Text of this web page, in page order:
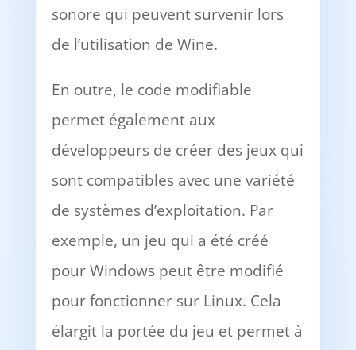
sonore qui peuvent survenir lors
de l’utilisation de Wine.
En outre, le code modifiable
permet également aux
développeurs de créer des jeux qui
sont compatibles avec une variété
de systèmes d’exploitation. Par
exemple, un jeu qui a été créé
pour Windows peut être modifié
pour fonctionner sur Linux. Cela
élargit la portée du jeu et permet à